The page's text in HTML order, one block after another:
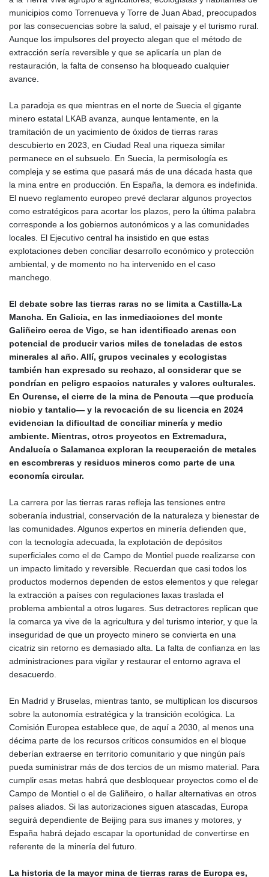
municipios como Torrenueva y Torre de Juan Abad, preocupados
por las consecuencias sobre la salud, el paisaje y el turismo rural.
Aunque los impulsores del proyecto alegan que el método de
extracción sería reversible y que se aplicaría un plan de
restauración, la falta de consenso ha bloqueado cualquier
avance.
La paradoja es que mientras en el norte de Suecia el gigante
minero estatal LKAB avanza, aunque lentamente, en la
tramitación de un yacimiento de óxidos de tierras raras
descubierto en 2023, en Ciudad Real una riqueza similar
permanece en el subsuelo. En Suecia, la permisología es
compleja y se estima que pasará más de una década hasta que
la mina entre en producción. En España, la demora es indefinida.
El nuevo reglamento europeo prevé declarar algunos proyectos
como estratégicos para acortar los plazos, pero la última palabra
corresponde a los gobiernos autonómicos y a las comunidades
locales. El Ejecutivo central ha insistido en que estas
explotaciones deben conciliar desarrollo económico y protección
ambiental, y de momento no ha intervenido en el caso
manchego.
El debate sobre las tierras raras no se limita a Castilla‑La
Mancha. En Galicia, en las inmediaciones del monte
Galiñeiro cerca de Vigo, se han identificado arenas con
potencial de producir varios miles de toneladas de estos
minerales al año. Allí, grupos vecinales y ecologistas
también han expresado su rechazo, al considerar que se
pondrían en peligro espacios naturales y valores culturales.
En Ourense, el cierre de la mina de Penouta —que producía
niobio y tantalio— y la revocación de su licencia en 2024
evidencian la dificultad de conciliar minería y medio
ambiente. Mientras, otros proyectos en Extremadura,
Andalucía o Salamanca exploran la recuperación de metales
en escombreras y residuos mineros como parte de una
economía circular.
La carrera por las tierras raras refleja las tensiones entre
soberanía industrial, conservación de la naturaleza y bienestar de
las comunidades. Algunos expertos en minería defienden que,
con la tecnología adecuada, la explotación de depósitos
superficiales como el de Campo de Montiel puede realizarse con
un impacto limitado y reversible. Recuerdan que casi todos los
productos modernos dependen de estos elementos y que relegar
la extracción a países con regulaciones laxas traslada el
problema ambiental a otros lugares. Sus detractores replican que
la comarca ya vive de la agricultura y del turismo interior, y que la
inseguridad de que un proyecto minero se convierta en una
cicatriz sin retorno es demasiado alta. La falta de confianza en las
administraciones para vigilar y restaurar el entorno agrava el
desacuerdo.
En Madrid y Bruselas, mientras tanto, se multiplican los discursos
sobre la autonomía estratégica y la transición ecológica. La
Comisión Europea establece que, de aquí a 2030, al menos una
décima parte de los recursos críticos consumidos en el bloque
deberían extraerse en territorio comunitario y que ningún país
pueda suministrar más de dos tercios de un mismo material. Para
cumplir esas metas habrá que desbloquear proyectos como el de
Campo de Montiel o el de Galiñeiro, o hallar alternativas en otros
países aliados. Si las autorizaciones siguen atascadas, Europa
seguirá dependiente de Beijing para sus imanes y motores, y
España habrá dejado escapar la oportunidad de convertirse en
referente de la minería del futuro.
La historia de la mayor mina de tierras raras de Europa es,